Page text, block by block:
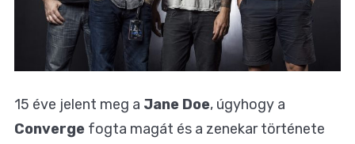
15 éve jelent meg a Jane Doe, úgyhogy a
Converge fogta magát és a zenekar története